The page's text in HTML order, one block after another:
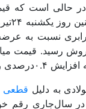
حالی است که
به دلیل قطعی